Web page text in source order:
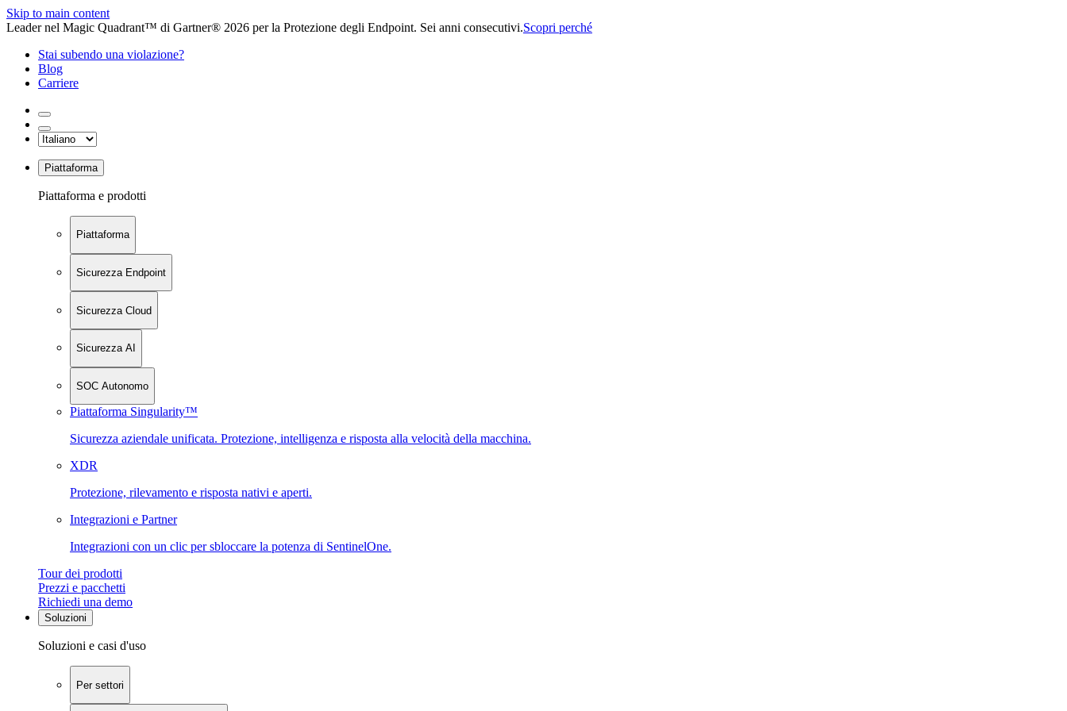
Skip to main content
Leader nel Magic Quadrant™ di Gartner® 2026 per la Protezione degli Endpoint. Sei anni consecutivi.Scopri perché
Stai subendo una violazione?
Blog
Carriere
Piattaforma
Piattaforma e prodotti
Piattaforma
Sicurezza Endpoint
Sicurezza Cloud
Sicurezza AI
SOC Autonomo
Piattaforma Singularity™
Sicurezza aziendale unificata. Protezione, intelligenza e risposta alla velocità della macchina.
XDR
Protezione, rilevamento e risposta nativi e aperti.
Integrazioni e Partner
Integrazioni con un clic per sbloccare la potenza di SentinelOne.
Tour dei prodotti
Prezzi e pacchetti
Richiedi una demo
Soluzioni
Soluzioni e casi d'uso
Per settori